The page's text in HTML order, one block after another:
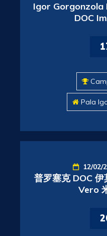
Igor Gorgonzola
DOC
Pala
12/02/
普罗塞克 DOC
Vero